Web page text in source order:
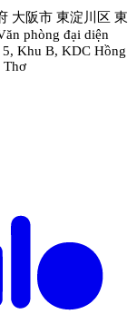
大阪市 東淀川区 東
phòng đại diện
5, Khu B, KDC Hồng
Thơ